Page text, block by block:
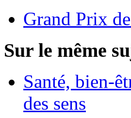
Grand Prix
Sur le même
Santé, bien-
des sens